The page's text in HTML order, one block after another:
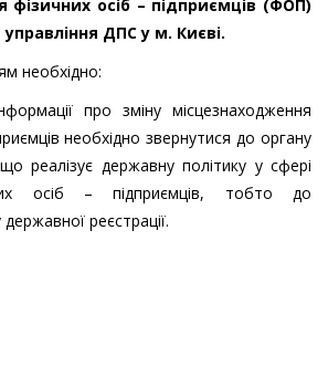
фізичних осіб – підприємців (ФОП)
ДПС у м. Києві.
необхідно:
про зміну місцезнаходження
необхідно звернутися до органу
реалізує державну політику у сфері
осіб – підприємців, тобто до
реєстрації.